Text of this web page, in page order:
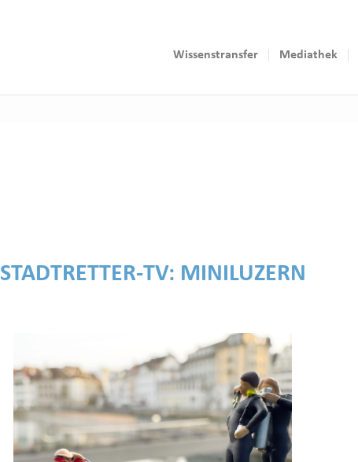
Wissenstransfer Mediathek
STADTRETTER-TV: MINILUZERN